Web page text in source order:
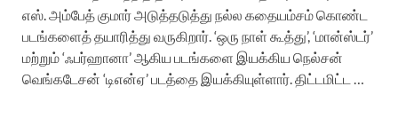
எஸ். அம்பேத் குமார் அடுத்தடுத்து நல்ல கதையம்சம் கொண்ட
படங்களைத் தயாரித்து வருகிறார். ‘ஒரு நாள் கூத்து’, ‘மான்ஸ்டர்’
மற்றும் ‘ஃபர்ஹானா’ ஆகிய படங்களை இயக்கிய நெல்சன்
வெங்கடேசன் ‘டிஎன்ஏ’ படத்தை இயக்கியுள்ளார். திட்டமிட்ட …